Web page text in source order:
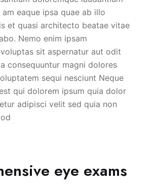
eaque ipsa quae ab illo
et quasi architecto beatae vitae
Nemo enim ipsam
sit aspernatur aut odit
consequuntur magni dolores
sequi nesciunt Neque
qui dolorem ipsum quia dolor
adipisci velit sed quia non
eye exams